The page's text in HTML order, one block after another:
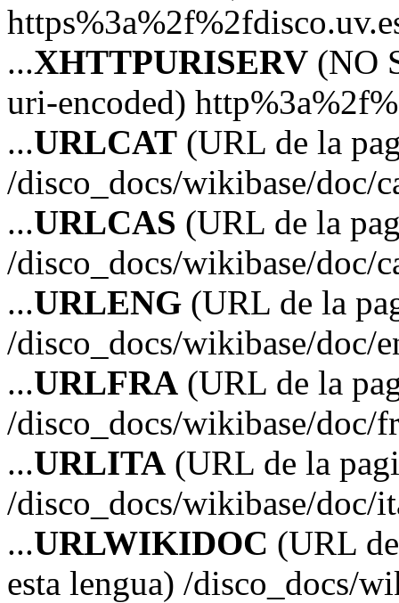
...XHTTPURISERV (NO
uri-encoded)
...URLCAT (URL de la
/disco_docs/wikibase/doc/
...URLCAS (URL de la
/disco_docs/wikibase/doc/
...URLENG (URL de la
/disco_docs/wikibase/doc/
...URLFRA (URL de la
/disco_docs/wikibase/doc/
...URLITA (URL de la
/disco_docs/wikibase/doc/
...URLWIKIDOC (URL
esta lengua) /disco_docs/